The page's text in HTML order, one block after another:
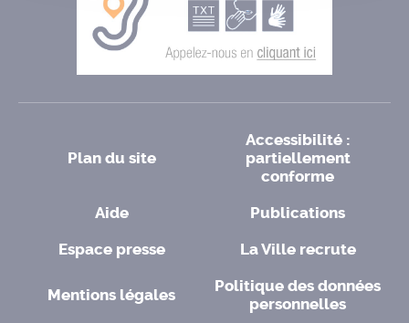
Plan du site
Accessibilité :
partiellement
conforme
Aide
Publications
Espace presse
La Ville recrute
Mentions légales
Politique des données
personnelles